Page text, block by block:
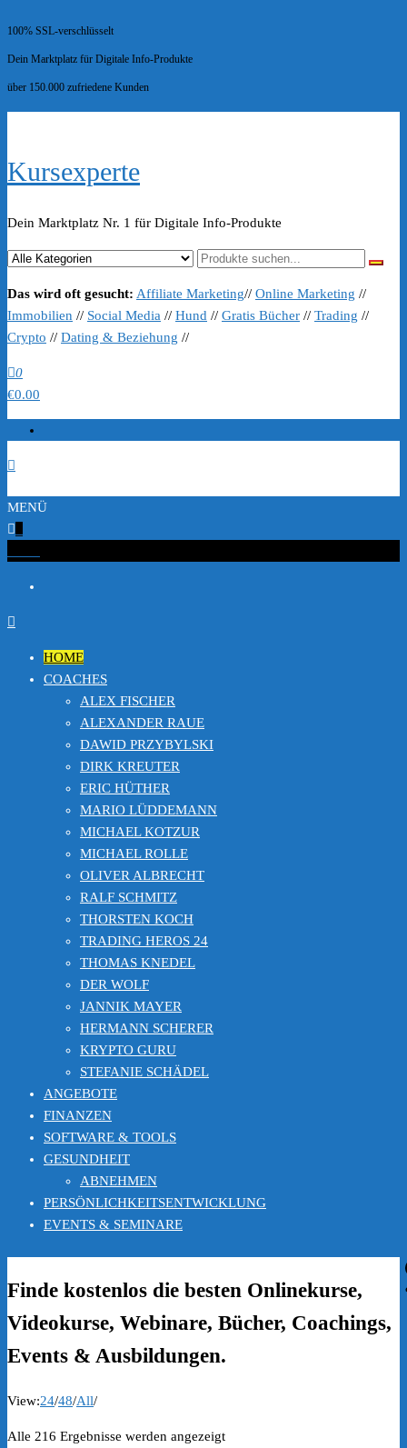
100% SSL-verschlüsselt
Dein Marktplatz für Digitale Info-Produkte
über 150.000 zufriedene Kunden
Kursexperte
Dein Marktplatz Nr. 1 für Digitale Info-Produkte
Das wird oft gesucht: Affiliate Marketing// Online Marketing //
Immobilien // Social Media // Hund // Gratis Bücher // Trading //
Crypto // Dating & Beziehung //
0
€0.00
MENÜ
HOME
COACHES
ALEX FISCHER
ALEXANDER RAUE
DAWID PRZYBYLSKI
DIRK KREUTER
ERIC HÜTHER
MARIO LÜDDEMANN
MICHAEL KOTZUR
MICHAEL ROLLE
OLIVER ALBRECHT
RALF SCHMITZ
THORSTEN KOCH
TRADING HEROS 24
THOMAS KNEDEL
DER WOLF
JANNIK MAYER
HERMANN SCHERER
KRYPTO GURU
STEFANIE SCHÄDEL
ANGEBOTE
FINANZEN
SOFTWARE & TOOLS
GESUNDHEIT
ABNEHMEN
PERSÖNLICHKEITSENTWICKLUNG
EVENTS & SEMINARE
Finde kostenlos die besten Onlinekurse,
Videokurse, Webinare, Bücher, Coachings,
Events & Ausbildungen.
View:24/48/All/
Alle 216 Ergebnisse werden angezeigtNach